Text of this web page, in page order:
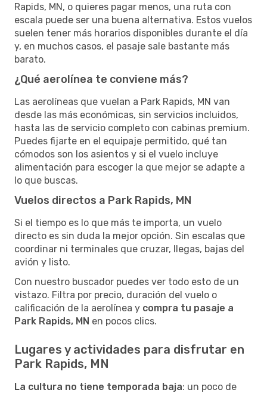
Rapids, MN, o quieres pagar menos, una ruta con
escala puede ser una buena alternativa. Estos vuelos
suelen tener más horarios disponibles durante el día
y, en muchos casos, el pasaje sale bastante más
barato.
¿Qué aerolínea te conviene más?
Las aerolíneas que vuelan a Park Rapids, MN van
desde las más económicas, sin servicios incluidos,
hasta las de servicio completo con cabinas premium.
Puedes fijarte en el equipaje permitido, qué tan
cómodos son los asientos y si el vuelo incluye
alimentación para escoger la que mejor se adapte a
lo que buscas.
Vuelos directos a Park Rapids, MN
Si el tiempo es lo que más te importa, un vuelo
directo es sin duda la mejor opción. Sin escalas que
coordinar ni terminales que cruzar, llegas, bajas del
avión y listo.
Con nuestro buscador puedes ver todo esto de un
vistazo. Filtra por precio, duración del vuelo o
calificación de la aerolínea y compra tu pasaje a
Park Rapids, MN en pocos clics.
Lugares y actividades para disfrutar en
Park Rapids, MN
La cultura no tiene temporada baja: un poco de